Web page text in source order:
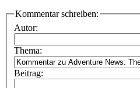
Kommentar schreiben:
Autor:
Thema:
Beitrag: